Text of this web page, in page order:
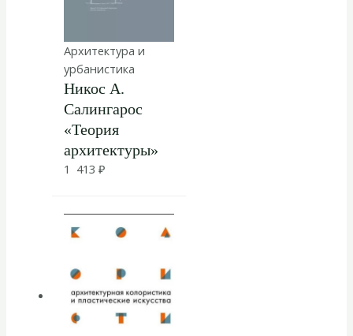
Архитектура и
урбанистика
Никос А.
Салингарос
«Теория
архитектуры»
1 413 ₽